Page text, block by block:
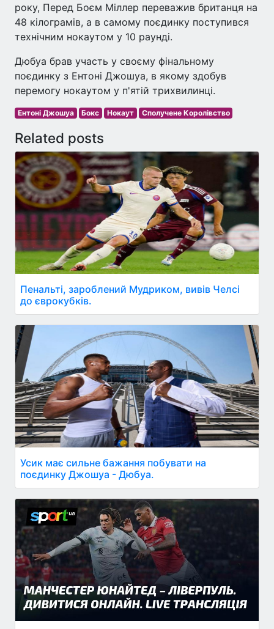
року, Перед Боєм Міллер переважив британця на
48 кілограмів, а в самому поєдинку поступився
технічним нокаутом у 10 раунді.
Дюбуа брав участь у своєму фінальному
поєдинку з Ентоні Джошуа, в якому здобув
перемогу нокаутом у п'ятій трихвилинці.
Ентоні Джошуа Бокс Нокаут Сполучене Королівство
Related posts
Пенальті, зароблений Мудриком, вивів Челсі
до єврокубків.
Усик має сильне бажання побувати на
поєдинку Джошуа - Дюбуа.